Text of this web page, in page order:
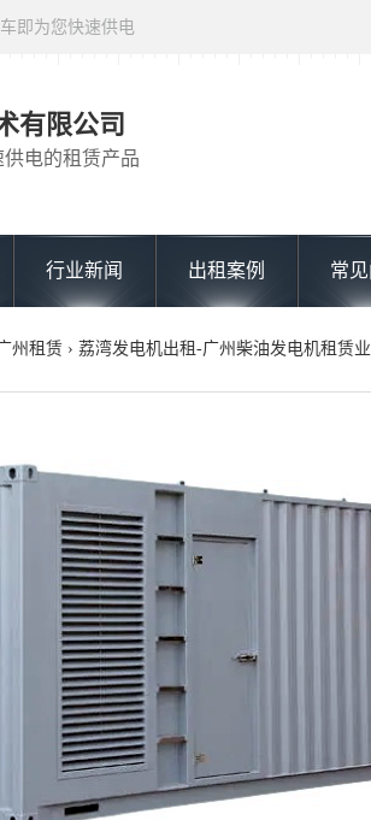
即为您快速供电
有限公司
电的租赁产品
行业新闻 出租案例 常
州租赁 › 荔湾发电机出租-广州柴油发电机租赁